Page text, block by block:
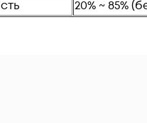
20% ~ 85%